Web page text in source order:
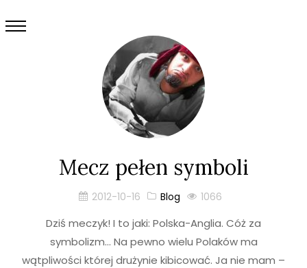
Mecz pełen symboli
2012-10-16 Blog 1066
Dziś meczyk! I to jaki: Polska-Anglia. Cóż za
symbolizm… Na pewno wielu Polaków ma
wątpliwości której drużynie kibicować. Ja nie mam –